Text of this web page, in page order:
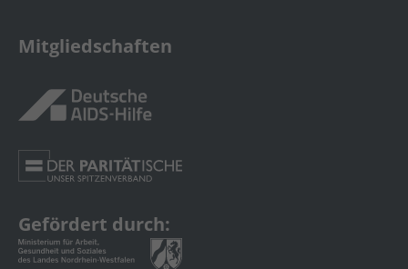
Mitgliedschaften
Gefördert durch: